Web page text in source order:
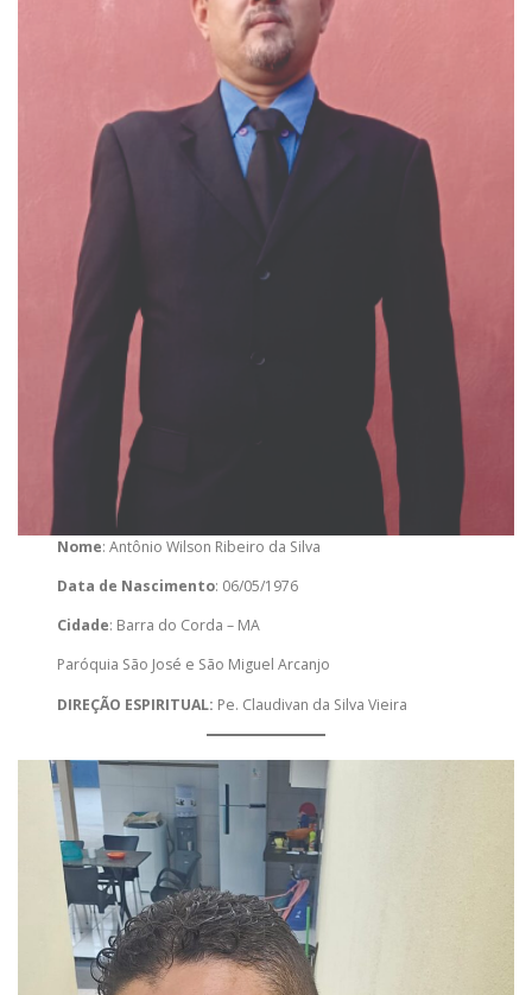
Nome: Antônio Wilson Ribeiro da Silva
Data de Nascimento: 06/05/1976
Cidade: Barra do Corda – MA
Paróquia São José e São Miguel Arcanjo
DIREÇÃO ESPIRITUAL: Pe. Claudivan da Silva Vieira